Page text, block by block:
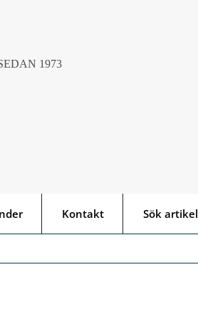
1973
Kontakt Sök artikel